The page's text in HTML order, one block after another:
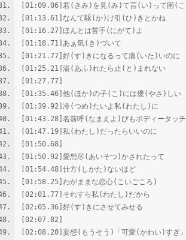
[01:09.06]君(きみ)を見(み)て言(い)って困(こ
[01:13.61]なんて駆(か)け引(ひ)きとかね
[01:16.27]ほんとは苦手(にがて)よ
[01:18.71]あぁ気(き)づいて
[01:21.77]好(す)きになるって痛(いた)いのに
[01:25.21]溢(あふ)れたら止(と)まれない
[01:27.77]
[01:35.46]他(ほか)の子(こ)には優(やさ)しい
[01:39.92]冷(つめ)たいよ私(わたし)に
[01:43.28]名前呼(なまえよ)びもボディータッチ
[01:47.19]私(わたし)だったらいいのに
[01:50.68]
[01:50.92]愛想尽(あいそつ)かされたって
[01:54.48]仕方(しかた)ないほど
[01:58.25]わがままな恋心(こいごころ)
[02:01.77]それすら私(わたし)だから
[02:05.36]好(す)きにさせてみせる
[02:07.82]
[02:08.20]妄想(もうそう)「可愛(かわい)すぎ